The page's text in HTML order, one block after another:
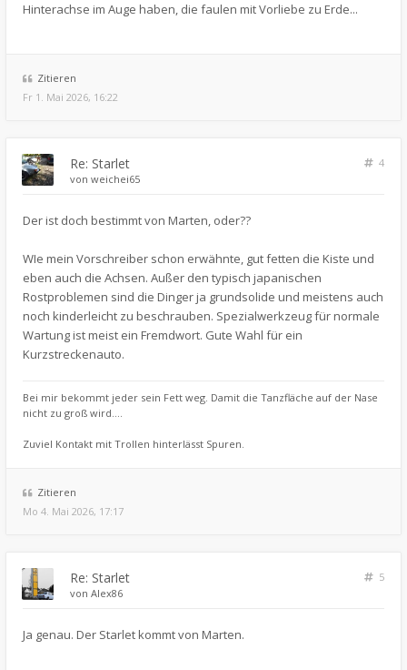
Hinterachse im Auge haben, die faulen mit Vorliebe zu Erde...
Zitieren
Fr 1. Mai 2026, 16:22
Re: Starlet
4
von weichei65
Der ist doch bestimmt von Marten, oder??
WIe mein Vorschreiber schon erwähnte, gut fetten die Kiste und
eben auch die Achsen. Außer den typisch japanischen
Rostproblemen sind die Dinger ja grundsolide und meistens auch
noch kinderleicht zu beschrauben. Spezialwerkzeug für normale
Wartung ist meist ein Fremdwort. Gute Wahl für ein
Kurzstreckenauto.
Bei mir bekommt jeder sein Fett weg. Damit die Tanzfläche auf der Nase
nicht zu groß wird....
Zuviel Kontakt mit Trollen hinterlässt Spuren.
Zitieren
Mo 4. Mai 2026, 17:17
Re: Starlet
5
von Alex86
Ja genau. Der Starlet kommt von Marten.